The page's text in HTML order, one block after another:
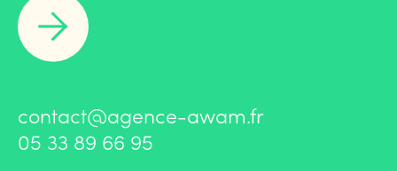
contact@agence-awam.fr
05 33 89 66 95